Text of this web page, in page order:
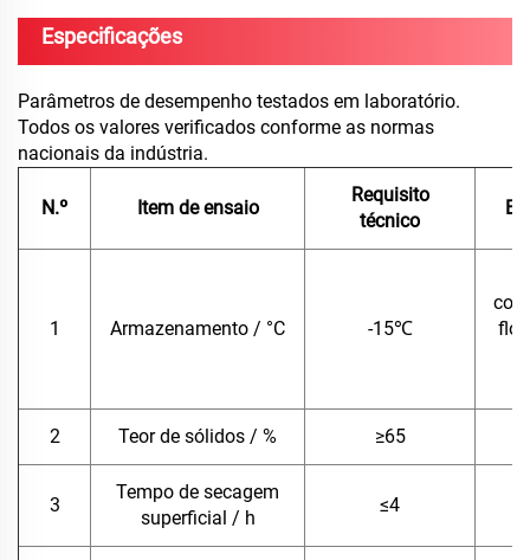
Especificações
Parâmetros de desempenho testados em laboratório.
Todos os valores verificados conforme as normas
nacionais da indústria.
N.º Item de ensaio
Requisito
técnico
1 Armazenamento / °C -15℃
2 Teor de sólidos / % ≥65
3
Tempo de secagem
superficial / h
≤4